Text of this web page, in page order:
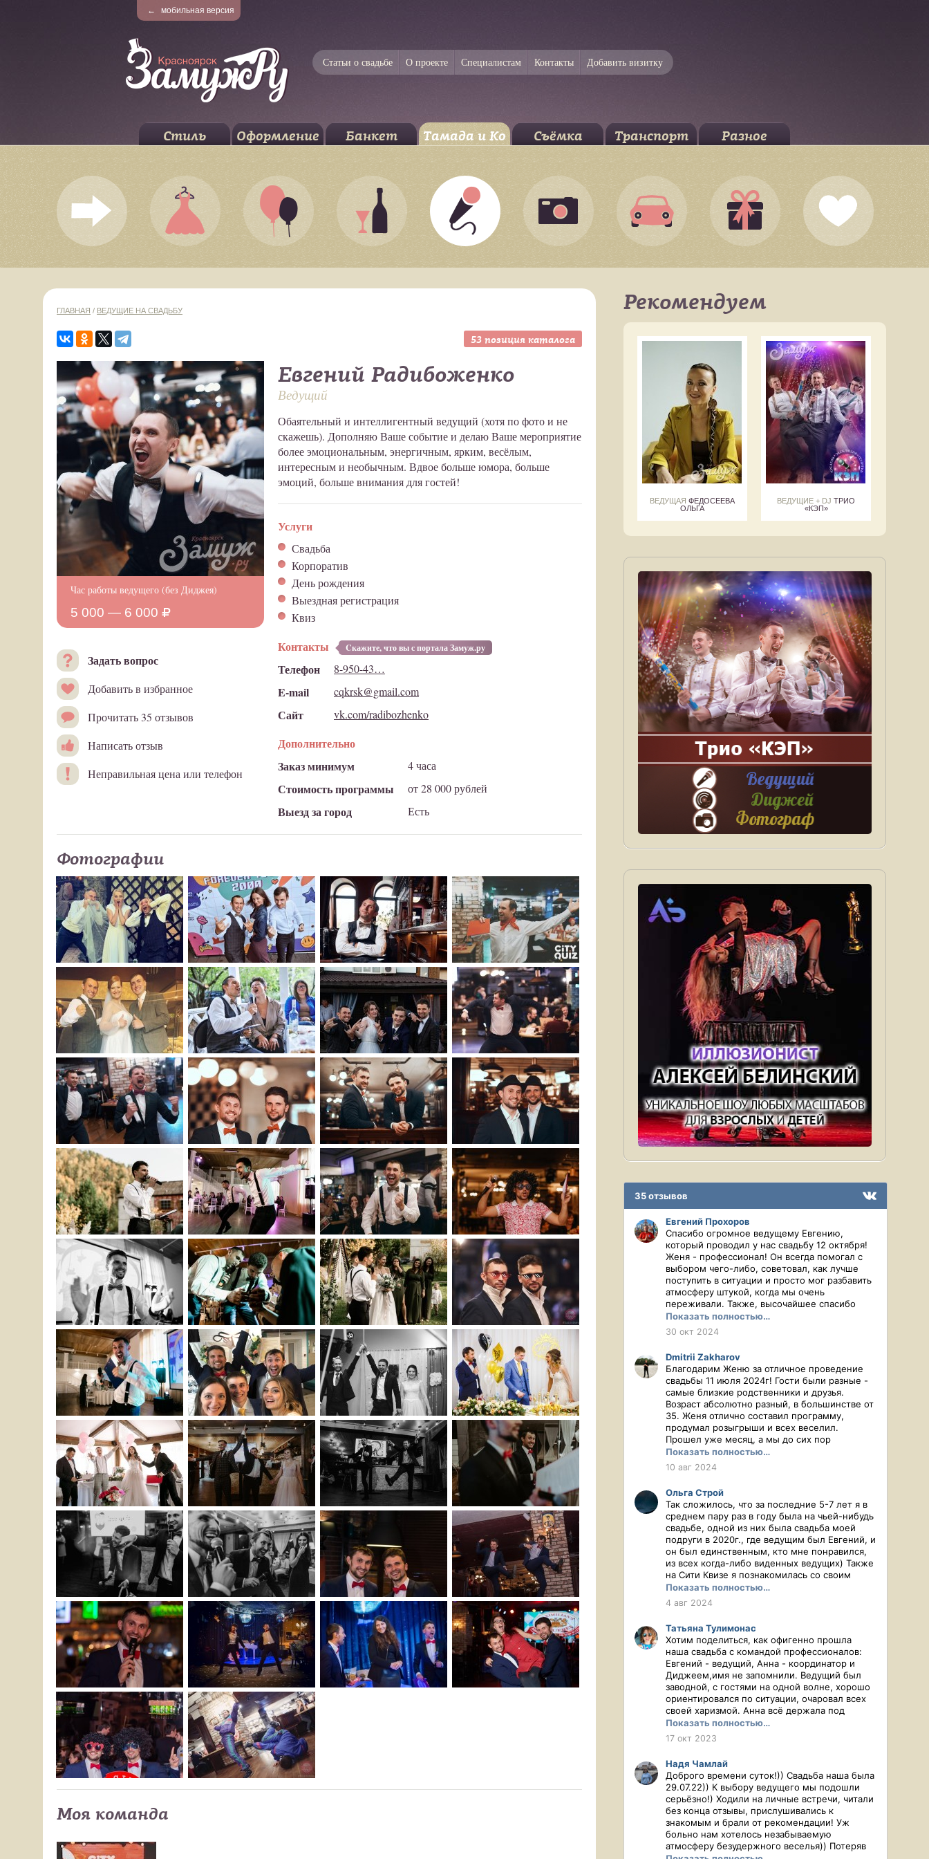
Статьи о свадьбе О проекте Специалистам Контакты Добавить визитку
← мобильная версия
Стиль Оформление Банкет Тамада и Ко Съёмка Транспорт Разное
ГЛАВНАЯ / ВЕДУЩИЕ НА СВАДЬБУ
53 позиция каталога
Час работы ведущего (без Диджея)
5 000 — 6 000
Задать вопрос
Добавить в избранное
Прочитать 35 отзывов
Написать отзыв
Неправильная цена или телефон
Евгений Радибоженко
Ведущий
Обаятельный и интеллигентный ведущий (хотя по фото и не
скажешь). Дополняю Ваше событие и делаю Ваше мероприятие
более эмоциональным, энергичным, ярким, весёлым,
интересным и необычным. Вдвое больше юмора, больше
эмоций, больше внимания для гостей!
Услуги
Свадьба
Корпоратив
День рождения
Выездная регистрация
Квиз
Контакты Cкажите, что вы с портала Замуж.ру
Телефон 8-950-43…
E-mail cqkrsk@gmail.com
Сайт vk.com/radibozhenko
Дополнительно
Заказ минимум
4 часа
Стоимость программы от 28 000 рублей
Выезд за город Есть
Фотографии
Моя команда
Рекомендуем
ВЕДУЩАЯ ФЕДОСЕЕВА
ОЛЬГА
ВЕДУЩИЕ + DJ ТРИО
«КЭП»
35 отзывов
Евгений Прохоров
Спасибо огромное ведущему Евгению,
который проводил у нас свадьбу 12 октября!
Женя - профессионал! Он всегда помогал с
выбором чего-либо, советовал, как лучше
поступить в ситуации и просто мог разбавить
атмосферу штукой, когда мы очень
переживали. Также, высочайшее спасибо
Анне, которая выступала в качестве
координатора и закрывала много вопросов на
костюм невесты и т.д. Ане удавалось всë с
лёгкостью! Свадьба прошла весело,
драйвово, шумно! Ведущий поймал наше
настроение на 100 баллов и всё прошло так,
как мы и хотели, как мы и планировали! Как
итог: гости в восторге, торжество прошло
прекрасно, а мы, благодаря ребятам, смогли
кайфануть на своей же свадьбе и не париться
о делах, так как Евгений и Анна - это
слаженная и профессиональная команда!
Показать полностью…
30 окт 2024
Dmitrii Zakharov
Благодарим Женю за отличное проведение
свадьбы 11 июля 2024г! Гости были разные -
самые близкие родственники и друзья.
Возраст абсолютно разный, в большинстве от
35. Женя отлично составил программу,
продумал розыгрыши и всех веселил.
Прошел уже месяц, а мы до сих пор
получаем прекрасную обратную связь о
свадьбе и благодарности за такой праздник. А
немногих, кто сразу задавал вопросы,
спрашивал, что интересно в первую очередь
именно нам. Другие ведущие пытались
"продать себя", рассказывая какие они
молодцы. Однозначно рекомендуем Женю
как опытного, веселого, открытого,
понимающего и интеллигентного ведущего!
Сделает как вам надо!
Показать полностью…
10 авг 2024
Ольга Строй
Так сложилось, что за последние 5-7 лет я в
среднем пару раз в году была на чьей-нибудь
свадьбе, одной из них была свадьба моей
подруги в 2020г., где ведущим был Евгений, и
он был единственным, кто мне понравился,
из всех когда-либо виденных ведущих) Также
на Сити Квизе я познакомилась со своим
теперь уже мужем, поэтому когда решились
на свадьбу вопрос о ведущем даже не стоял,
очень понравилось, никаких кринжовых
конкурсов, но при этом очень весело,
динамично и вообще просто прекрасно.
Отдельно хочу отметить, что я решила
рискнуть и организовывать свадьбу сама,
было непросто, но к Евгению всегда можно
было обратиться с вопросами, а также он
принял наш торт и, так понимаю, он же
выставил план рассадки, благодаря чему мы с
женихом могли спокойно ездить
последних приготовлениях. Только
положительные рекомендации, в общем))
Показать полностью…
4 авг 2024
Татьяна Тулимонас
Хотим поделиться, как офигенно прошла
наша свадьба с командой профессионалов:
Евгений - ведущий, Анна - координатор и
Диджеем,имя не запомнили. Ведущий был
заводной, с гостями на одной волне, хорошо
ориентировался по ситуации, очаровал всех
своей харизмой. Анна всё держала под
контролем , спасибо ей большое:) Музыка
была подходящая под наших гостей и их
похищение невесты. При встречах Евгений
был подготовлен, всегда был на связи.
Ответственно относится к своей работе.
Показать полностью…
17 окт 2023
Надя Чамлай
Доброго времени суток!)) Свадьба наша была
29.07.22)) К выбору ведущего мы подошли
серьёзно!) Ходили на личные встречи, читали
без конца отзывы, прислушивались к
знакомым и брали от рекомендации! Уж
больно нам хотелось незабываемую
атмосферу безудержного веселья)) Потеряв